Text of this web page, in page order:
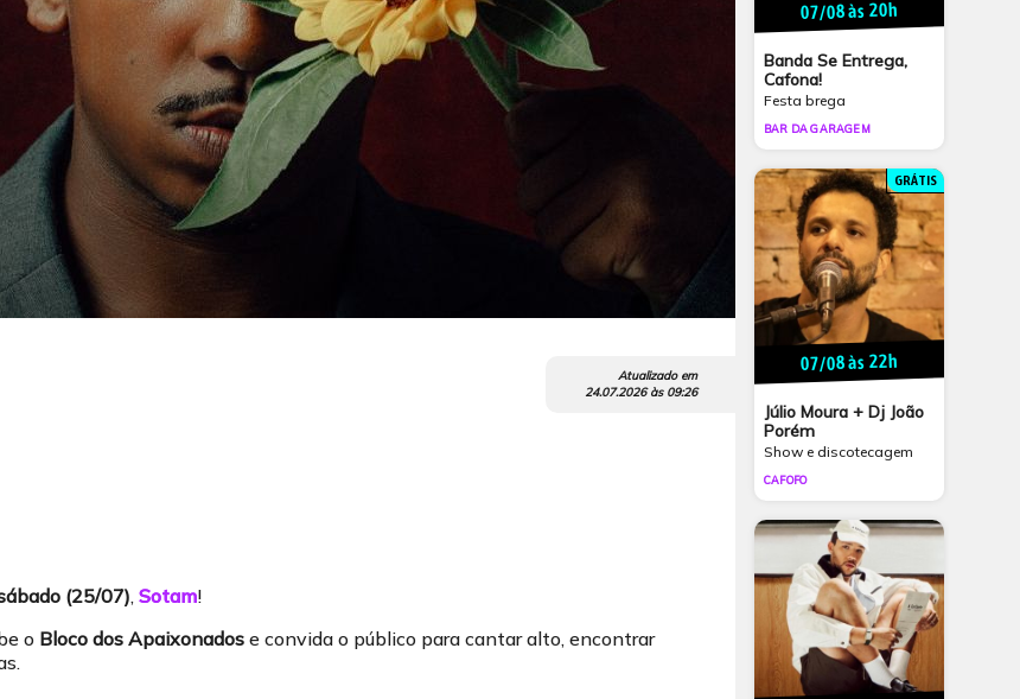
Atualizado em
24.07.2026às 09:26
(25/07), Sotam!
o Bloco dos Apaixonados e convida o público para cantar alto, encontrar
07/08 às 20h
Banda Se Entrega,
Cafona!
Festa brega
BAR DA GARAGEM
GRÁTIS
07/08 às 22h
Júlio Moura + Dj João
Porém
Show e discotecagem
CAFOFO